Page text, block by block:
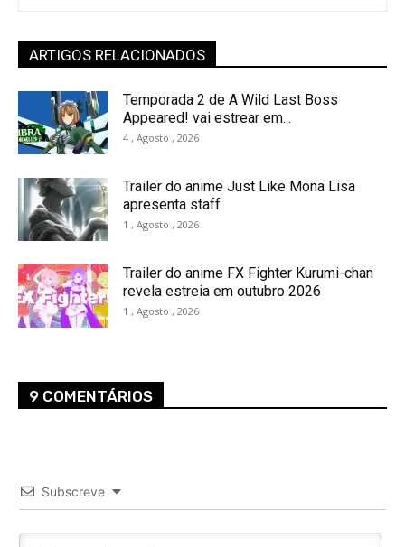
ARTIGOS RELACIONADOS
Temporada 2 de A Wild Last Boss
Appeared! vai estrear em...
4 , Agosto , 2026
Trailer do anime Just Like Mona Lisa
apresenta staff
1 , Agosto , 2026
Trailer do anime FX Fighter Kurumi-chan
revela estreia em outubro 2026
1 , Agosto , 2026
9 COMENTÁRIOS
Subscreve